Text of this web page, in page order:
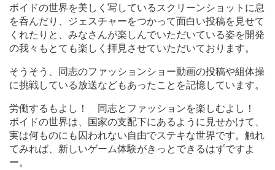
ボイドの世界を美しく写しているスクリーンショットに息
を呑んだり、ジェスチャーをつかって面白い投稿を見せて
くれたりと、みなさんが楽しんでいただいている姿を開発
の我々もとても楽しく拝見させていただいております。
そうそう、同志のファッションショー動画の投稿や組体操
に挑戦している放送などもあったことを記憶しています。
労働するもよし！ 同志とファッションを楽しむよし！
ボイドの世界は、国家の支配下にあるように見せかけて、
実は何ものにも囚われない自由でステキな世界です。触れ
てみれば、新しいゲーム体験がきっとできるはずですよ
ー。